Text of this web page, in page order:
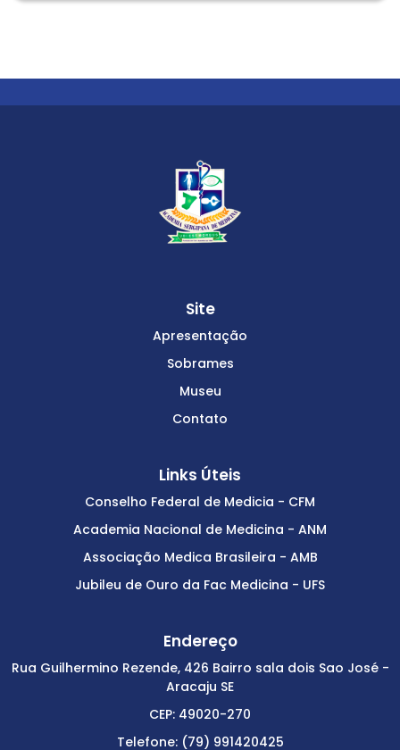
Site
Apresentação
Sobrames
Museu
Contato
Links Úteis
Conselho Federal de Medicia - CFM
Academia Nacional de Medicina - ANM
Associação Medica Brasileira - AMB
Jubileu de Ouro da Fac Medicina - UFS
Endereço
Rua Guilhermino Rezende, 426 Bairro sala dois Sao José -
Aracaju SE
CEP: 49020-270
Telefone: (79) 991420425